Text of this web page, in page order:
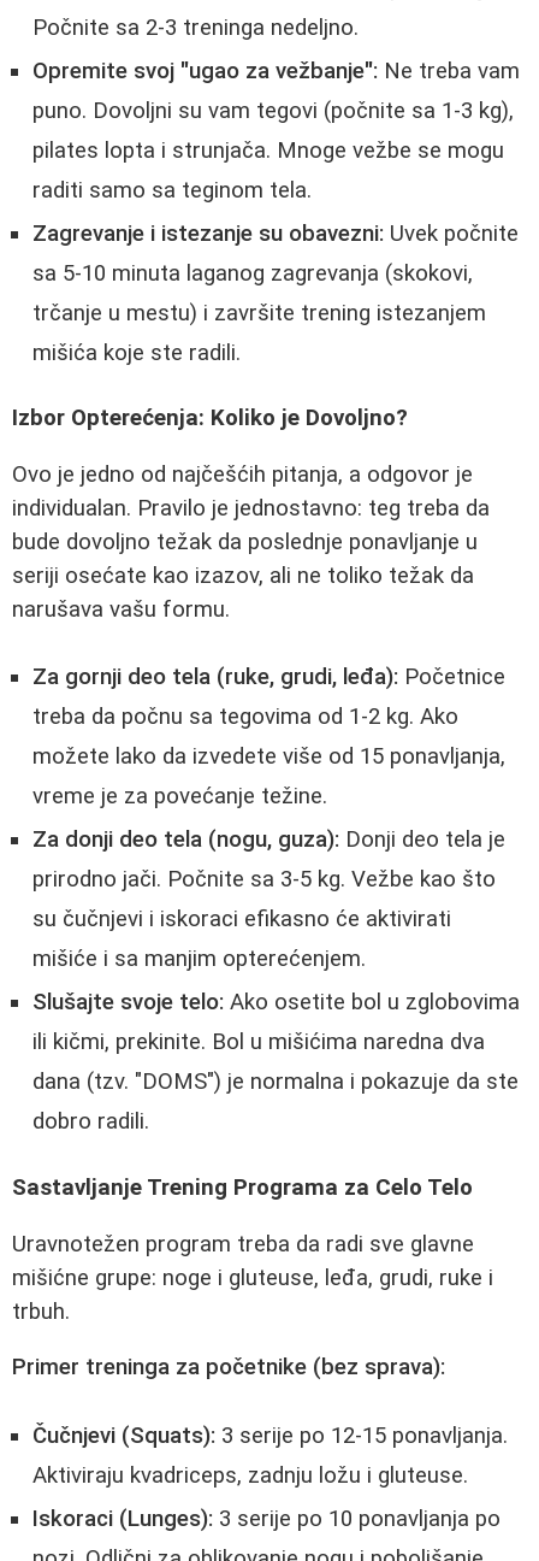
Počnite sa 2-3 treninga nedeljno.
Opremite svoj "ugao za vežbanje": Ne treba vam
puno. Dovoljni su vam tegovi (počnite sa 1-3 kg),
pilates lopta i strunjača. Mnoge vežbe se mogu
raditi samo sa teginom tela.
Zagrevanje i istezanje su obavezni: Uvek počnite
sa 5-10 minuta laganog zagrevanja (skokovi,
trčanje u mestu) i završite trening istezanjem
mišića koje ste radili.
Izbor Opterećenja: Koliko je Dovoljno?
Ovo je jedno od najčešćih pitanja, a odgovor je
individualan. Pravilo je jednostavno: teg treba da
bude dovoljno težak da poslednje ponavljanje u
seriji osećate kao izazov, ali ne toliko težak da
narušava vašu formu.
Za gornji deo tela (ruke, grudi, leđa): Početnice
treba da počnu sa tegovima od 1-2 kg. Ako
možete lako da izvedete više od 15 ponavljanja,
vreme je za povećanje težine.
Za donji deo tela (nogu, guza): Donji deo tela je
prirodno jači. Počnite sa 3-5 kg. Vežbe kao što
su čučnjevi i iskoraci efikasno će aktivirati
mišiće i sa manjim opterećenjem.
Slušajte svoje telo: Ako osetite bol u zglobovima
ili kičmi, prekinite. Bol u mišićima naredna dva
dana (tzv. "DOMS") je normalna i pokazuje da ste
dobro radili.
Sastavljanje Trening Programa za Celo Telo
Uravnotežen program treba da radi sve glavne
mišićne grupe: noge i gluteuse, leđa, grudi, ruke i
trbuh.
Primer treninga za početnike (bez sprava):
Čučnjevi (Squats): 3 serije po 12-15 ponavljanja.
Aktiviraju kvadriceps, zadnju ložu i gluteuse.
Iskoraci (Lunges): 3 serije po 10 ponavljanja po